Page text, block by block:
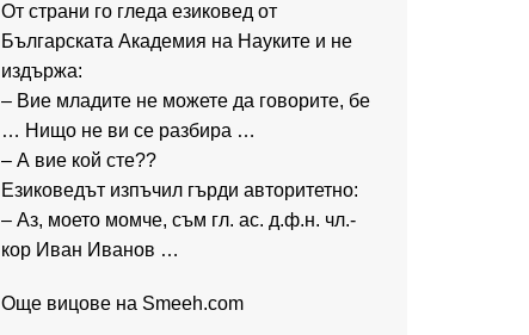
От страни го гледа езиковед от
Българската Академия на Науките и не
издържа:
– Вие младите не можете да говорите, бе
… Нищо не ви се разбира …
– А вие кой сте??
Езиковедът изпъчил гърди авторитетно:
– Аз, моето момче, съм гл. ас. д.ф.н. чл.-
кор Иван Иванов …
Още вицове на Smeeh.com